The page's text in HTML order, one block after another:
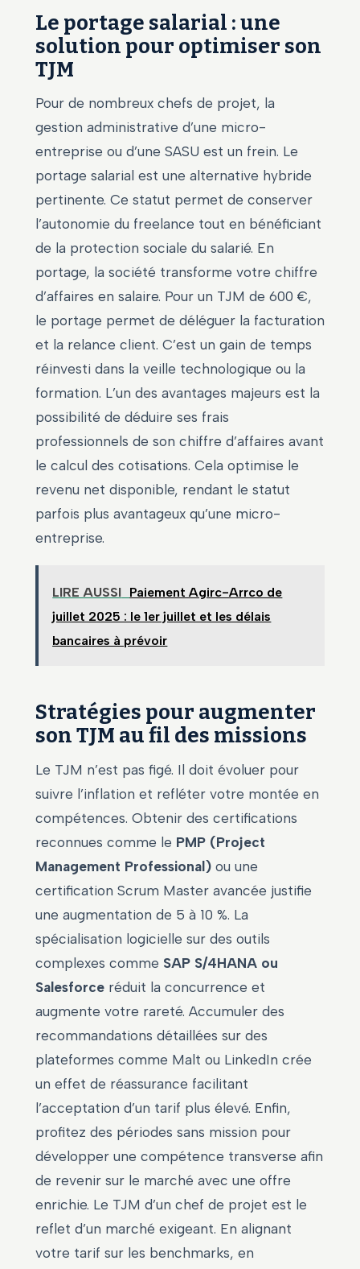
Le portage salarial : une
solution pour optimiser son
TJM
Pour de nombreux chefs de projet, la
gestion administrative d’une micro-
entreprise ou d’une SASU est un frein. Le
portage salarial est une alternative hybride
pertinente. Ce statut permet de conserver
l’autonomie du freelance tout en bénéficiant
de la protection sociale du salarié. En
portage, la société transforme votre chiffre
d’affaires en salaire. Pour un TJM de 600 €,
le portage permet de déléguer la facturation
et la relance client. C’est un gain de temps
réinvesti dans la veille technologique ou la
formation. L’un des avantages majeurs est la
possibilité de déduire ses frais
professionnels de son chiffre d’affaires avant
le calcul des cotisations. Cela optimise le
revenu net disponible, rendant le statut
parfois plus avantageux qu’une micro-
entreprise.
LIRE AUSSI Paiement Agirc-Arrco de
juillet 2025 : le 1er juillet et les délais
bancaires à prévoir
Stratégies pour augmenter
son TJM au fil des missions
Le TJM n’est pas figé. Il doit évoluer pour
suivre l’inflation et refléter votre montée en
compétences. Obtenir des certifications
reconnues comme le PMP (Project
Management Professional) ou une
certification Scrum Master avancée justifie
une augmentation de 5 à 10 %. La
spécialisation logicielle sur des outils
complexes comme SAP S/4HANA ou
Salesforce réduit la concurrence et
augmente votre rareté. Accumuler des
recommandations détaillées sur des
plateformes comme Malt ou LinkedIn crée
un effet de réassurance facilitant
l’acceptation d’un tarif plus élevé. Enfin,
profitez des périodes sans mission pour
développer une compétence transverse afin
de revenir sur le marché avec une offre
enrichie. Le TJM d’un chef de projet est le
reflet d’un marché exigeant. En alignant
votre tarif sur les benchmarks, en